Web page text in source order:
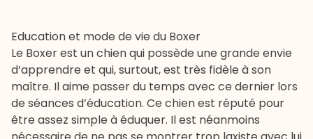
Education et mode de vie du Boxer
Le Boxer est un chien qui possède une grande envie
d’apprendre et qui, surtout, est très fidèle à son
maître. Il aime passer du temps avec ce dernier lors
de séances d’éducation. Ce chien est réputé pour
être assez simple à éduquer. Il est néanmoins